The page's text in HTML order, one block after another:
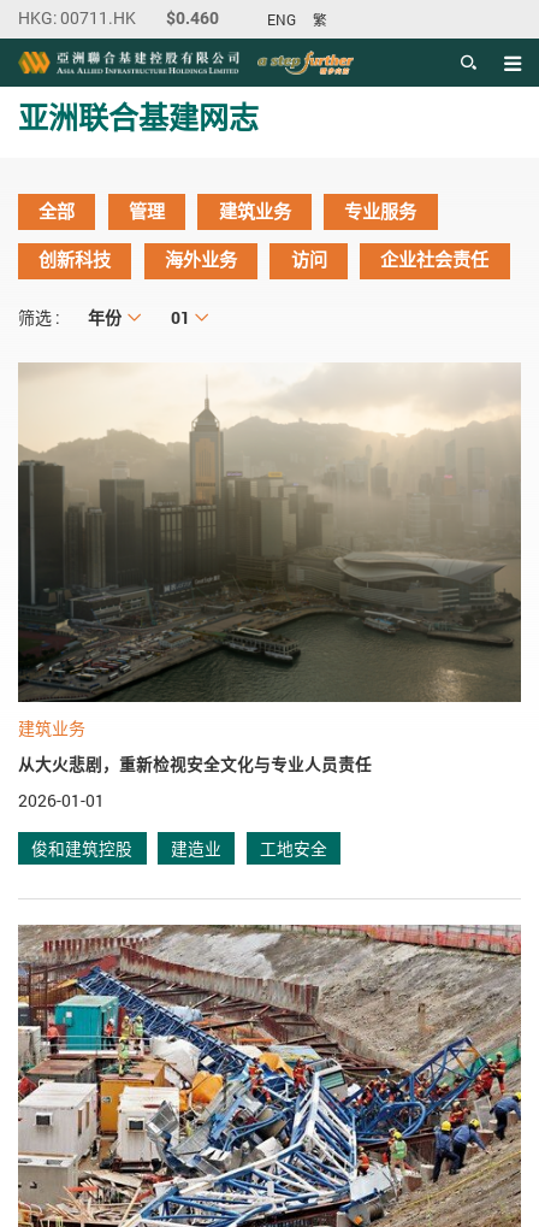
ENG 繁
目录
主内容开始
亚洲联合基建网志
全部 管理 建筑业务
专业服务
创新科技
海外业务 访问 企业社会责任
筛选 : 年份
年份 月份
01
建筑业务
从大火悲剧，重新检视安全文化与专业人员责任
2026-01-01
俊和建筑控股 建造业 工地安全